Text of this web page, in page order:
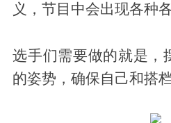
义，节目中会出现各种
选手们需要做的就是，
的姿势，确保自己和搭